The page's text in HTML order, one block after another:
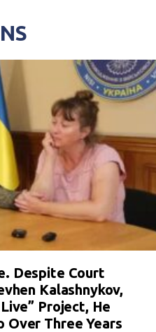
Despite Court
Kalashnykov,
Project, He
Over Three Years